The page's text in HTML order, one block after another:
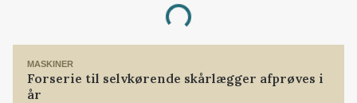
Loading...
MASKINER
Forserie til selvkørende skårlægger afprøves i
år